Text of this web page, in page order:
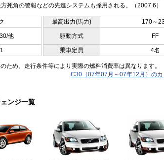
死角の警報などの先進システムも採用される。（2007.6）
最高出力(馬力)
170～
他 駆動方式 FF
乗車定員 4名
め、走行条件等により実際の燃料消費率は異なります。
C30（07年07月～07年12月）の
ンジ一覧